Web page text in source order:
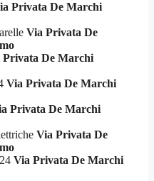
Privata De Marchi
Via Privata De
Privata De Marchi
Via Privata De Marchi
Privata De Marchi
Via Privata De
Via Privata De Marchi